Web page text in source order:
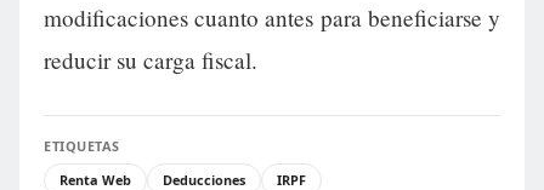
modificaciones cuanto antes para beneficiarse y
reducir su carga fiscal.
ETIQUETAS
Renta Web
Deducciones
IRPF